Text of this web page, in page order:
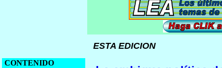
ESTA EDICION
CONTENIDO